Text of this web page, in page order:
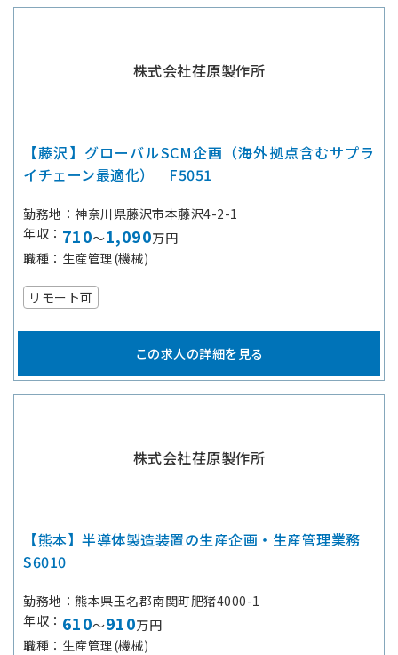
株式会社荏原製作所
【藤沢】グローバルSCM企画（海外拠点含むサプラ
イチェーン最適化） F5051
勤務地
神奈川県藤沢市本藤沢4-2-1
年収
710～1,090万円
職種
生産管理(機械)
リモート可
この求人の詳細を見る
株式会社荏原製作所
【熊本】半導体製造装置の生産企画・生産管理業務
S6010
勤務地
熊本県玉名郡南関町肥猪4000-1
年収
610～910万円
職種
生産管理(機械)